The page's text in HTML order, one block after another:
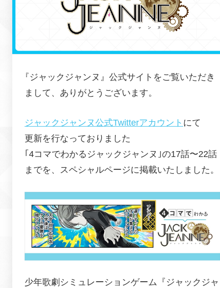
『ジャックジャンヌ』公式サイトをご覧いただき
まして、ありがとうございます。
ジャックジャンヌ公式Twitterアカウント にて
更新を行なっておりました
｢4コマでわかるジャックジャンヌ｣の17話〜22話
までを、
スペシャルページに掲載いたしました。
少年歌劇シミュレーションゲーム『 ジャックジャ